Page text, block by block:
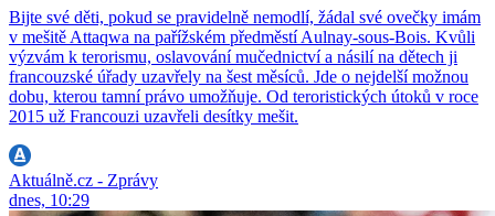
Bijte své děti, pokud se pravidelně nemodlí, žádal své ovečky imám
v mešitě Attaqwa na pařížském předměstí Aulnay-sous-Bois. Kvůli
výzvám k terorismu, oslavování mučednictví a násilí na dětech ji
francouzské úřady uzavřely na šest měsíců. Jde o nejdelší možnou
dobu, kterou tamní právo umožňuje. Od teroristických útoků v roce
2015 už Francouzi uzavřeli desítky mešit.
Aktuálně.cz - Zprávy
dnes, 10:29